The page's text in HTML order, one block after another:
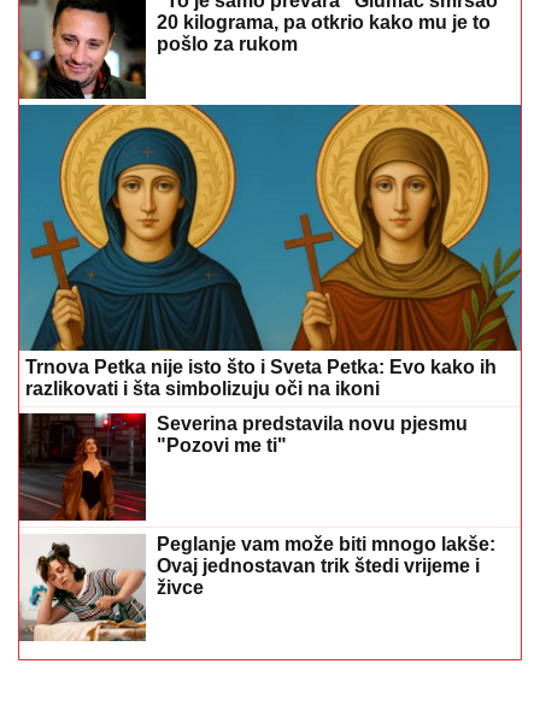
20 kilograma, pa otkrio kako mu je to
pošlo za rukom
Trnova Petka nije isto što i Sveta Petka: Evo kako ih
razlikovati i šta simbolizuju oči na ikoni
Severina predstavila novu pjesmu
"Pozovi me ti"
Peglanje vam može biti mnogo lakše:
Ovaj jednostavan trik štedi vrijeme i
živce